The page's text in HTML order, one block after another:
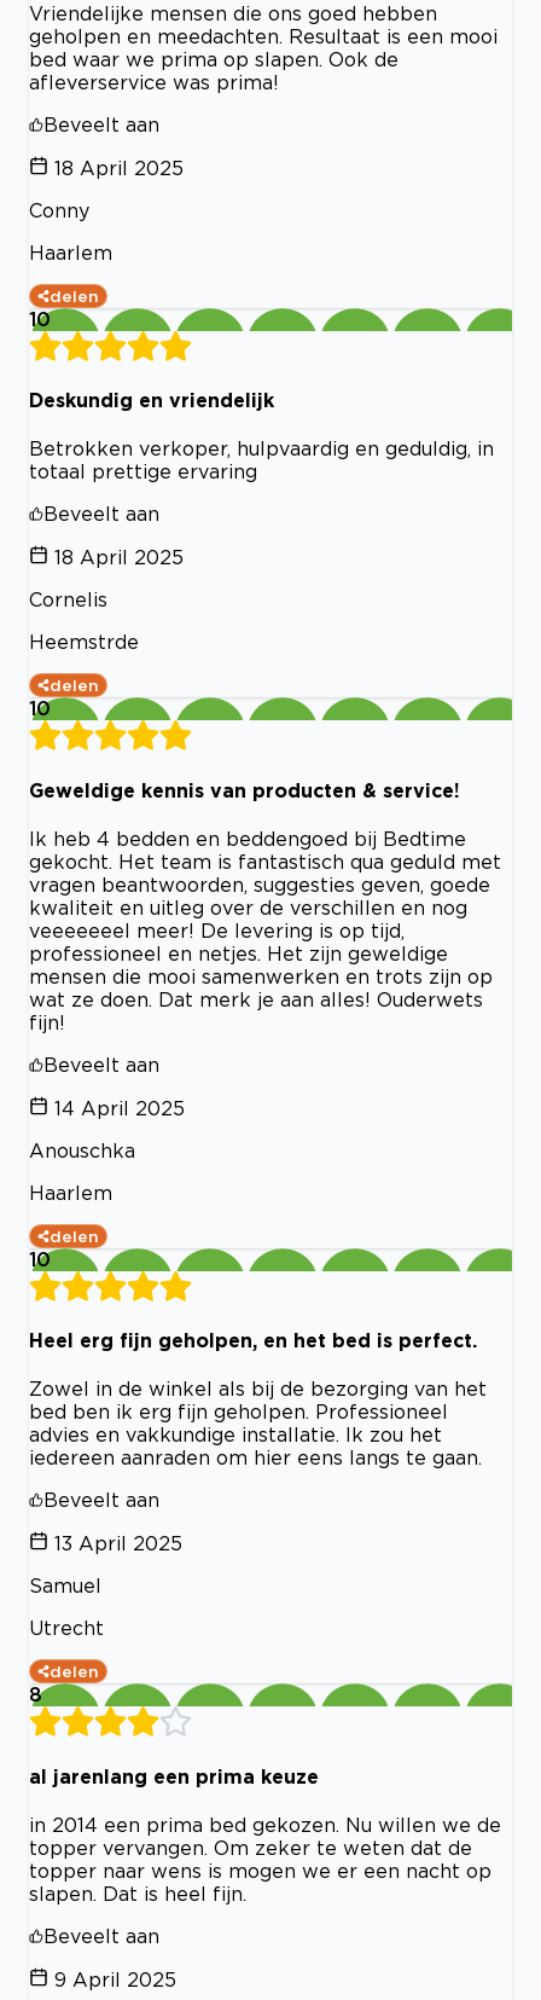
Vriendelijke mensen die ons goed hebben
geholpen en meedachten. Resultaat is een mooi
bed waar we prima op slapen. Ook de
afleverservice was prima!
Beveelt aan
18 April 2025
Conny
Haarlem
delen
10
Deskundig en vriendelijk
Betrokken verkoper, hulpvaardig en geduldig, in
totaal prettige ervaring
Beveelt aan
18 April 2025
Cornelis
Heemstrde
delen
10
Geweldige kennis van producten & service!
Ik heb 4 bedden en beddengoed bij Bedtime
gekocht. Het team is fantastisch qua geduld met
vragen beantwoorden, suggesties geven, goede
kwaliteit en uitleg over de verschillen en nog
veeeeeeel meer! De levering is op tijd,
professioneel en netjes. Het zijn geweldige
mensen die mooi samenwerken en trots zijn op
wat ze doen. Dat merk je aan alles! Ouderwets
fijn!
Beveelt aan
14 April 2025
Anouschka
Haarlem
delen
10
Heel erg fijn geholpen, en het bed is perfect.
Zowel in de winkel als bij de bezorging van het
bed ben ik erg fijn geholpen. Professioneel
advies en vakkundige installatie. Ik zou het
iedereen aanraden om hier eens langs te gaan.
Beveelt aan
13 April 2025
Samuel
Utrecht
delen
8
al jarenlang een prima keuze
in 2014 een prima bed gekozen. Nu willen we de
topper vervangen. Om zeker te weten dat de
topper naar wens is mogen we er een nacht op
slapen. Dat is heel fijn.
Beveelt aan
9 April 2025